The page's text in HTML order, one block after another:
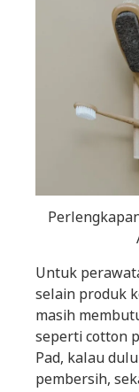
Untuk
selain produk
masih
seperti cotton
Pad, kalau
pembersih,